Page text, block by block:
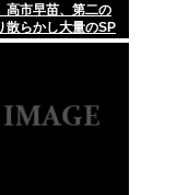
高市早苗、第二の
散らかし大量のSP
にも全面防弾ガラ